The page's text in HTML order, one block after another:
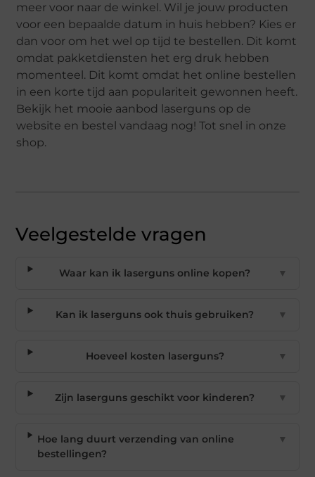
meer voor naar de winkel. Wil je jouw producten
voor een bepaalde datum in huis hebben? Kies er
dan voor om het wel op tijd te bestellen. Dit komt
omdat pakketdiensten het erg druk hebben
momenteel. Dit komt omdat het online bestellen
in een korte tijd aan populariteit gewonnen heeft.
Bekijk het mooie aanbod laserguns op de
website en bestel vandaag nog! Tot snel in onze
shop.
Veelgestelde vragen
Waar kan ik laserguns online kopen? ▼
Kan ik laserguns ook thuis gebruiken? ▼
Hoeveel kosten laserguns? ▼
Zijn laserguns geschikt voor kinderen? ▼
Hoe lang duurt verzending van online
bestellingen?
▼